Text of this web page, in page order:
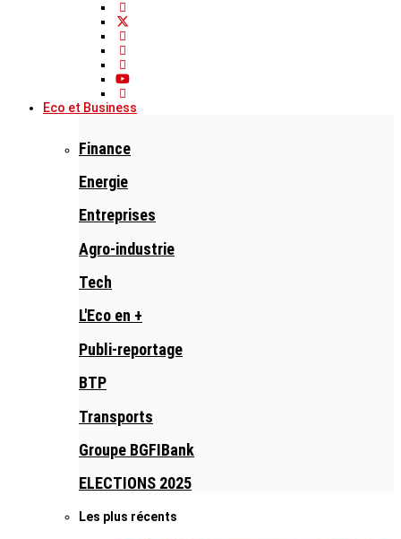
Eco et Business
Finance
Energie
Entreprises
Agro-industrie
Tech
L'Eco en +
Publi-reportage
BTP
Transports
Groupe BGFIBank
ELECTIONS 2025
Les plus récents